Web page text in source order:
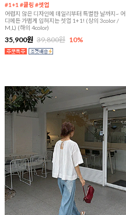
#1+1 #쿨링 #셋업
어렵지 않은 디자인에 데일리부터 특별한 날까지~ 어
디에든 가볍게 입혀지는 셋업 1+1! (상의 3color /
M,L) (하의 4color)
35,900원 39,800원 10%